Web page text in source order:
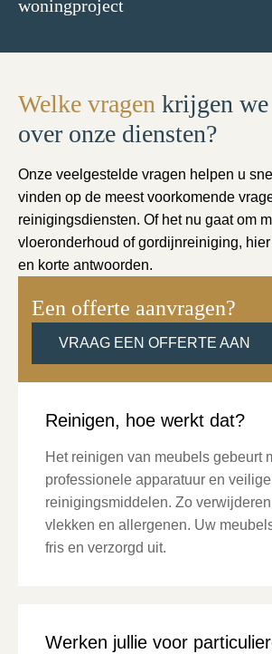
woningproject
Welke vragen krijgen we
over onze diensten?
Onze veelgestelde vragen helpen u
vinden op de meest voorkomende
reinigingsdiensten. Of het nu gaat om
vloeronderhoud of gordijnreiniging,
en korte antwoorden.
Een offerte aanvragen?
VRAAG EEN OFFERTE AAN
Reinigen, hoe werkt dat?
Het reinigen van meubels gebeurt
professionele apparatuur en veilige
reinigingsmiddelen. Zo
vlekken en allergenen. Uw
fris en verzorgd uit.
Werken jullie voor